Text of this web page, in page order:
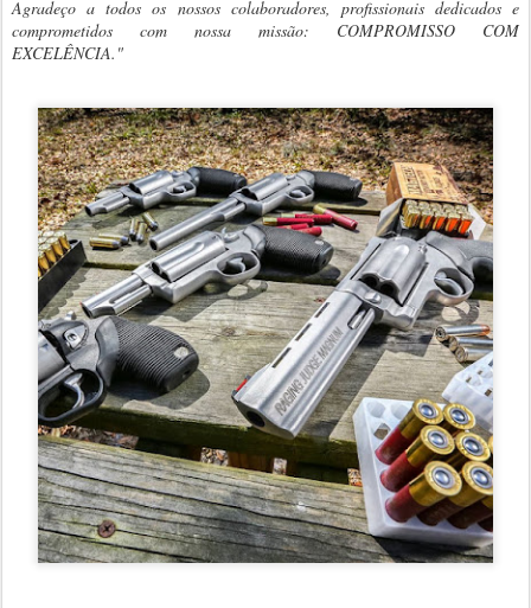
Agradeço a todos os nossos colaboradores, profissionais dedicados e
comprometidos com nossa missão: COMPROMISSO COM
EXCELÊNCIA."